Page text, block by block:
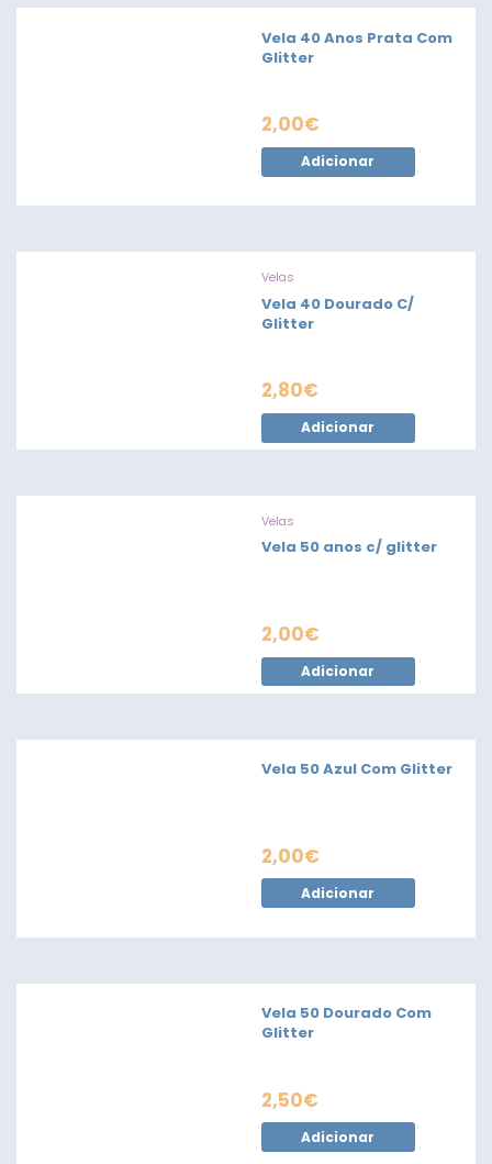
Vela 40 Anos Prata Com
Glitter
2,00€
Adicionar
Velas
Vela 40 Dourado C/
Glitter
2,80€
Adicionar
Velas
Vela 50 anos c/ glitter
2,00€
Adicionar
Vela 50 Azul Com Glitter
2,00€
Adicionar
Vela 50 Dourado Com
Glitter
2,50€
Adicionar